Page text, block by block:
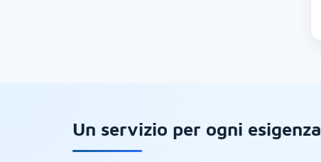
Un servizio per ogni esigenza